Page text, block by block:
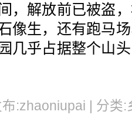
，解放前已被盗
像生，还有跑马
几乎占据整个山
布:zhaoniupai | 分类